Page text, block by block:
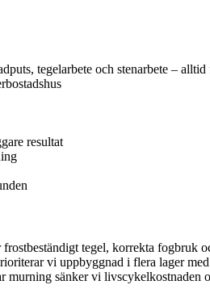
tegelarbete och stenarbete –
resultat
tegel, korrekta fogbruk
vi uppbyggnad i flera lager
sänker vi livscykelkostnaden